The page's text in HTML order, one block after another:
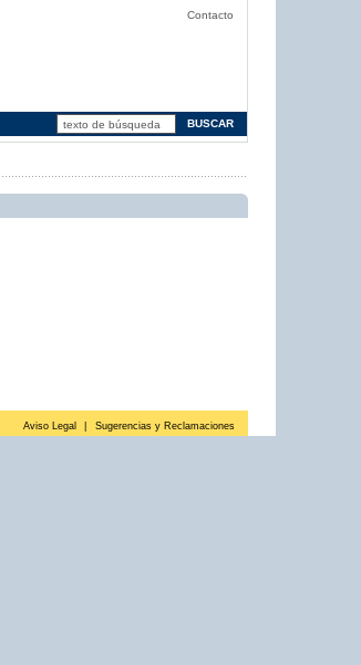
Contacto
Aviso Legal Sugerencias y Reclamaciones